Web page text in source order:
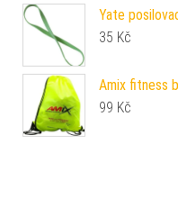
Yate
35 Kč
Amix fitness
99 Kč